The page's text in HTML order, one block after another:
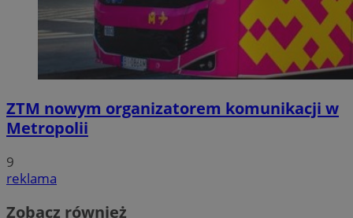
ZTM nowym organizatorem komunikacji w
Metropolii
9
reklama
Zobacz również